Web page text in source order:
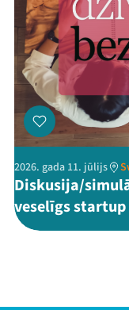
2026. gada 11. jūlijs
Diskusija/
veselīgs